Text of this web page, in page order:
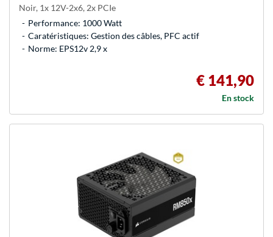
Noir, 1x 12V-2x6, 2x PCIe
Performance: 1000 Watt
Caratéristiques: Gestion des câbles, PFC actif
Norme: EPS12v 2,9 x
€ 141,90
En stock